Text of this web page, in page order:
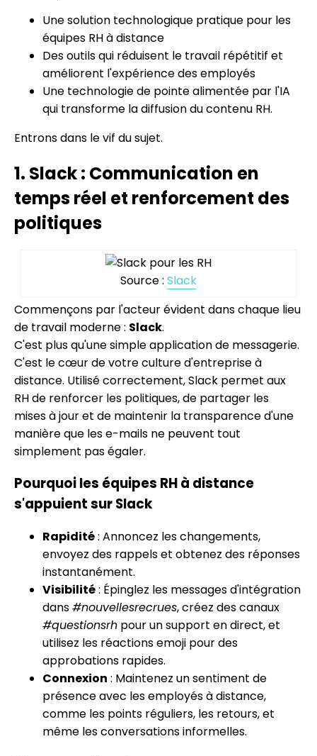
Une solution technologique pratique pour les
équipes RH à distance
Des outils qui réduisent le travail répétitif et
améliorent l'expérience des employés
Une technologie de pointe alimentée par l'IA
qui transforme la diffusion du contenu RH.
Entrons dans le vif du sujet.
1. Slack : Communication en
temps réel et renforcement des
politiques
Source : Slack
Commençons par l'acteur évident dans chaque lieu
de travail moderne : Slack.
C'est plus qu'une simple application de messagerie.
C'est le cœur de votre culture d'entreprise à
distance. Utilisé correctement, Slack permet aux
RH de renforcer les politiques, de partager les
mises à jour et de maintenir la transparence d'une
manière que les e-mails ne peuvent tout
simplement pas égaler.
Pourquoi les équipes RH à distance
s'appuient sur Slack
Rapidité: Annoncez les changements,
envoyez des rappels et obtenez des réponses
instantanément.
Visibilité: Épinglez les messages d'intégration
dans#nouvellesrecrues, créez des canaux
#questionsrh pour un support en direct, et
utilisez les réactions emoji pour des
approbations rapides.
Connexion : Maintenez un sentiment de
présence avec les employés à distance,
comme les points réguliers, les retours, et
même les conversations informelles.